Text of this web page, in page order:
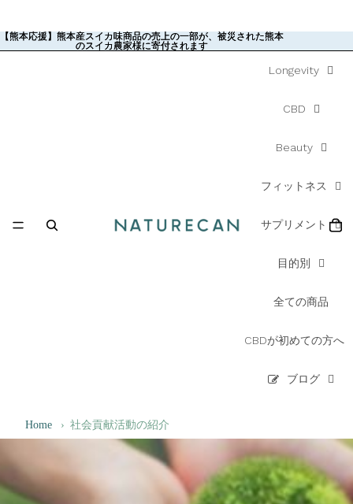
【熊本応援】熊本産スイカ味商品の売上の一部が、被災された熊本
のスイカ農家様に寄付されます
【熊本応援】熊本産スイカ味商品の売上の一部が、被災された熊本
のスイカ農家様に寄付されます
Longevity
CBD
Beauty
フィットネス
サプリメント
目的別
全ての商品
CBDが初めての方へ
ブログ
Home › 社会貢献活動の紹介